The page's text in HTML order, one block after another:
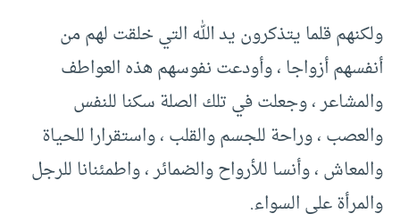
ولكنهم قلما يتذكرون يد الله التي خلقت لهم من
أنفسهم أزواجا ، وأودعت نفوسهم هذه العواطف
والمشاعر ، وجعلت في تلك الصلة سكنا للنفس
والعصب ، وراحة للجسم والقلب ، واستقرارا للحياة
والمعاش ، وأنسا للأرواح والضمائر ، واطمئنانا للرجل
والمرأة على السواء.